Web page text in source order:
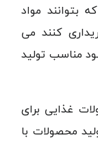
مواد
کنند می
مناسب تولید
غذایی برای
محصولات با